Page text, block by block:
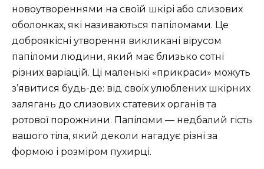
новоутвореннями на своїй шкірі або слизових
оболонках, які називаються папіломами. Це
доброякісні утворення викликані вірусом
папіломи людини, який має близько сотні
різних варіацій. Ці маленькі «прикраси» можуть
з’явитися будь-де: від своїх улюблених шкірних
залягань до слизових статевих органів та
ротової порожнини. Папіломи — недбалий гість
вашого тіла, який деколи нагадує різні за
формою і розміром пухирці.